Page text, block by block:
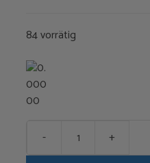
84 vorrätig
-
+